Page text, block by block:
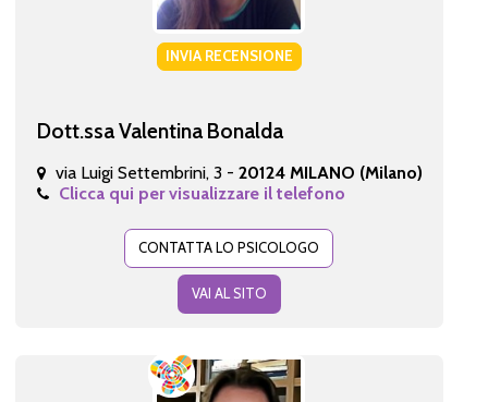
INVIA RECENSIONE
Dott.ssa Valentina Bonalda
via Luigi Settembrini, 3 - 20124 MILANO (Milano)
Clicca qui per visualizzare il telefono
CONTATTA LO PSICOLOGO
VAI AL SITO